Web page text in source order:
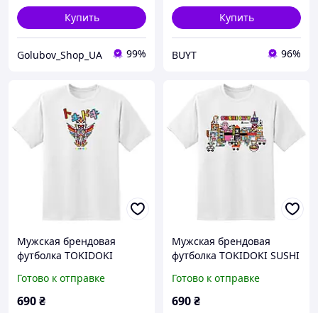
Купить
Golubov_Shop_UA 99%
Купить
BUYT 96%
Мужская брендовая
футболка TOKIDOKI
Готово к отправке
690₴
Мужская брендовая
футболка TOKIDOKI SUSHI
Готово к отправке
690₴